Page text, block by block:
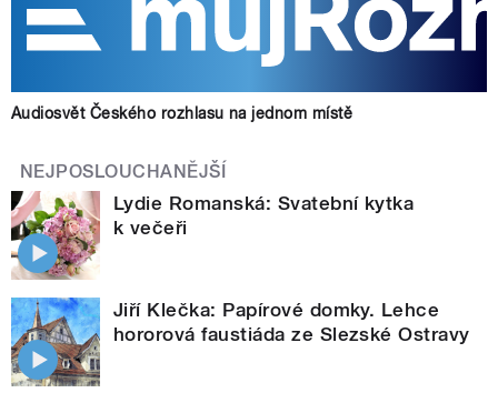
Audiosvět Českého rozhlasu na jednom místě
NEJPOSLOUCHANĚJŠÍ
Lydie Romanská: Svatební kytka
k večeři
Jiří Klečka: Papírové domky. Lehce
hororová faustiáda ze Slezské Ostravy